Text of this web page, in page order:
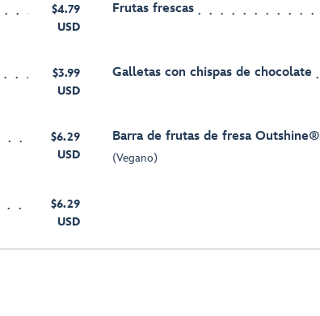
$4.79
USD
Frutas frescas
$3.99
USD
Galletas con chispas de chocolate
$6.29
USD
Barra de frutas de fresa Outshine®
(Vegano)
$6.29
USD